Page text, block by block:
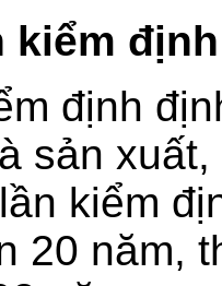
kiểm định
định
sản
kiểm
20 năm,